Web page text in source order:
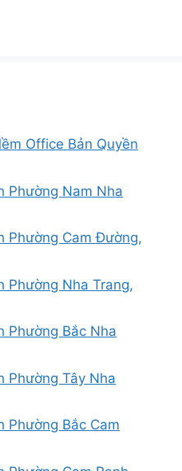
Office Bản Quyền
Phường Nam Nha
Phường Cam Đường,
Phường Nha Trang,
Phường Bắc Nha
Phường Tây Nha
Phường Bắc Cam